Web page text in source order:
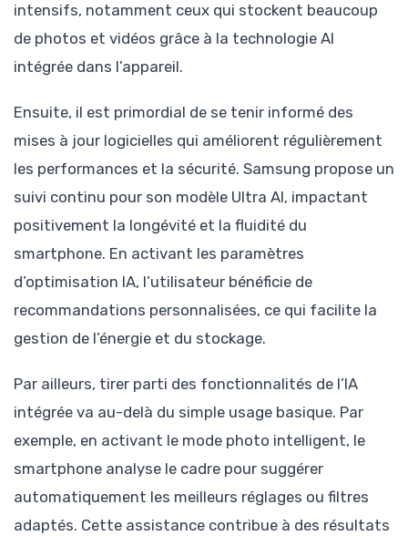
intensifs, notamment ceux qui stockent beaucoup
de photos et vidéos grâce à la technologie AI
intégrée dans l’appareil.
Ensuite, il est primordial de se tenir informé des
mises à jour logicielles qui améliorent régulièrement
les performances et la sécurité. Samsung propose un
suivi continu pour son modèle Ultra AI, impactant
positivement la longévité et la fluidité du
smartphone. En activant les paramètres
d’optimisation IA, l’utilisateur bénéficie de
recommandations personnalisées, ce qui facilite la
gestion de l’énergie et du stockage.
Par ailleurs, tirer parti des fonctionnalités de l’IA
intégrée va au-delà du simple usage basique. Par
exemple, en activant le mode photo intelligent, le
smartphone analyse le cadre pour suggérer
automatiquement les meilleurs réglages ou filtres
adaptés. Cette assistance contribue à des résultats